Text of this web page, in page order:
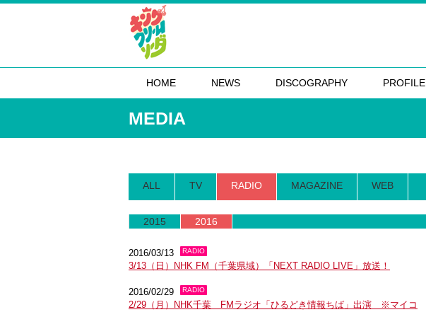
HOME NEWS DISCOGRAPHY PROFILE
MEDIA
ALL TV RADIO MAGAZINE WEB
2015 2016
2016/03/13 RADIO
3/13（日）NHK FM（千葉県域）「NEXT RADIO LIVE」放送！
2016/02/29 RADIO
2/29（月）NHK千葉 FMラジオ「ひるどき情報ちば」出演 ※マイコ